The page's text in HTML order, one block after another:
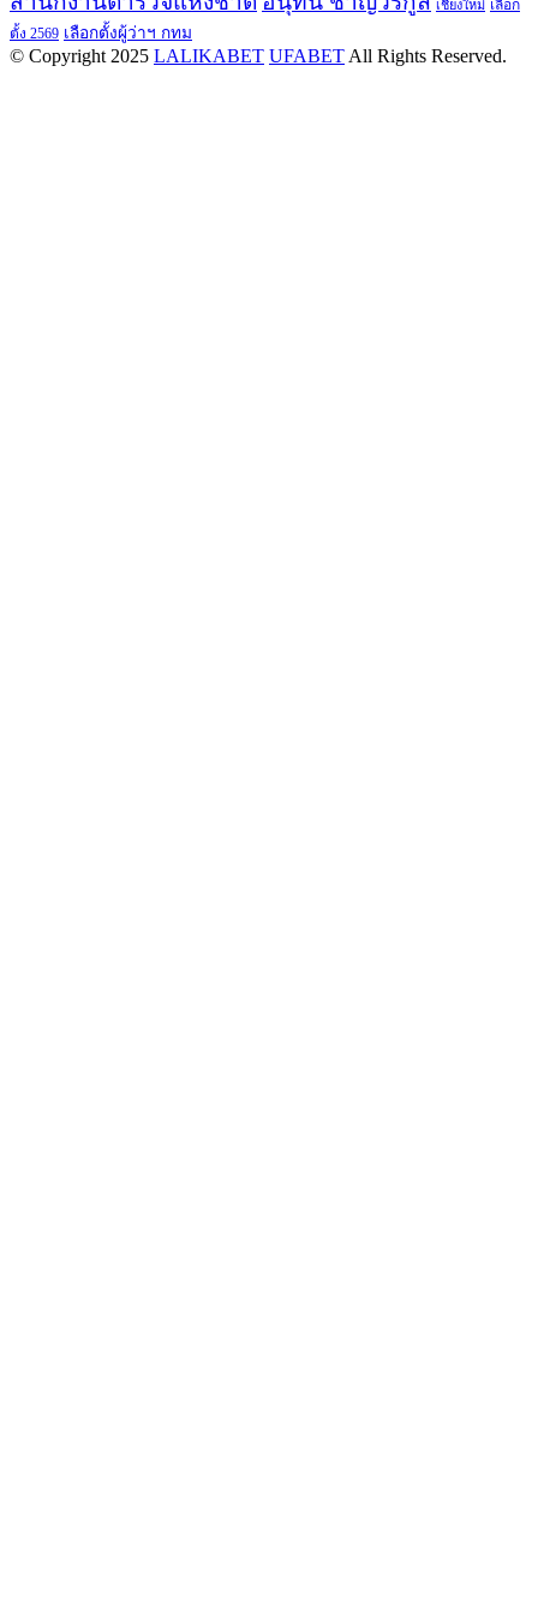
เชียงใหม่ เลือก
ตั้ง 2569 เลือกตั้งผู้ว่าฯ กทม
© Copyright 2025 LALIKABET UFABET All Rights Reserved.